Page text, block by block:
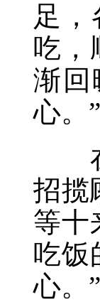
足
吃，
渐回
心。”
在
招揽
等十
吃饭
心。”